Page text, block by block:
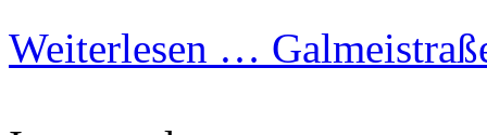
Weiterlesen …